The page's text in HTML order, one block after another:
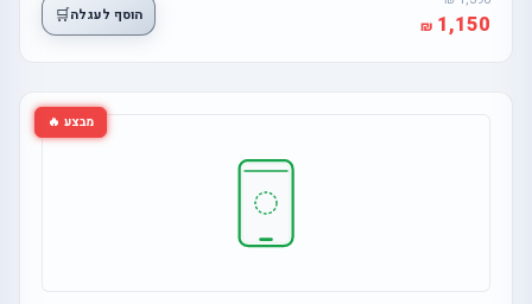
1,150 הוסף לעגלה🛒
מבצע 🔥